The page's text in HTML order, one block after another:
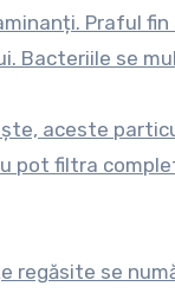
Praful
Bacteriile se
aceste
pot filtra
regăsite se